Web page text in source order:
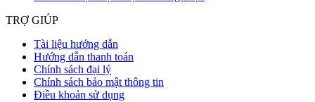
TRỢ GIÚP
Tài liệu hướng dẫn
Hướng dẫn thanh toán
Chính sách đại lý
Chính sách bảo mật thông tin
Điều khoản sử dụng